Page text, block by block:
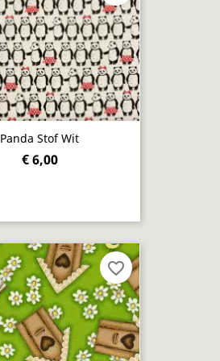
Panda Stof Wit
€ 6,00
favorite_border